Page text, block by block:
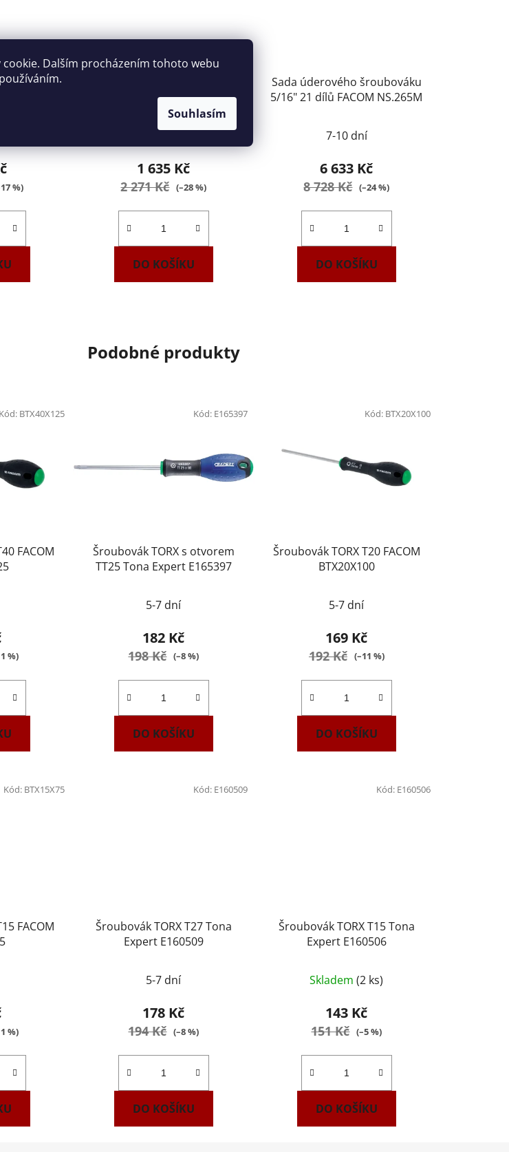
Dalším procházením tohoto webu
Souhlasím
4 dílů
%)
59 dílů Tona Expert E160804
1 635 Kč
2 271 Kč (–28 %)
DO KOŠÍKU
Sada úderového šroubováku
5/16" 21 dílů FACOM NS.265M
7-10 dní
6 633 Kč
8 728 Kč (–24 %)
DO KOŠÍKU
Podobné produkty
FACOM
%)
Kód: BTX40X125
Šroubovák TORX s otvorem
TT25 Tona Expert E165397
5-7 dní
182 Kč
198 Kč (–8 %)
DO KOŠÍKU
Kód: E165397
Šroubovák TORX T20 FACOM
BTX20X100
5-7 dní
169 Kč
192 Kč (–11 %)
DO KOŠÍKU
Kód: BTX20X100
FACOM
%)
Kód: BTX15X75
Šroubovák TORX T27 Tona
Expert E160509
5-7 dní
178 Kč
194 Kč (–8 %)
DO KOŠÍKU
Kód: E160509
Šroubovák TORX T15 Tona
Expert E160506
Skladem(2 ks)
143 Kč
151 Kč (–5 %)
DO KOŠÍKU
Kód: E160506